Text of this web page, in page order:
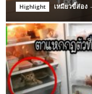
Highlight เหมียวขี้ส่อง -